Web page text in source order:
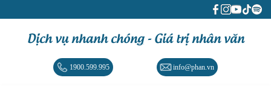
Dịch vụ nhanh chóng - Giá trị nhân văn
1900.599.995 info@phan.vn